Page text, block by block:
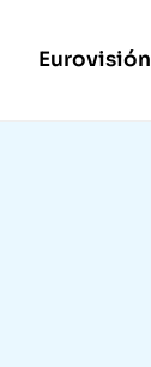
Eurovisión